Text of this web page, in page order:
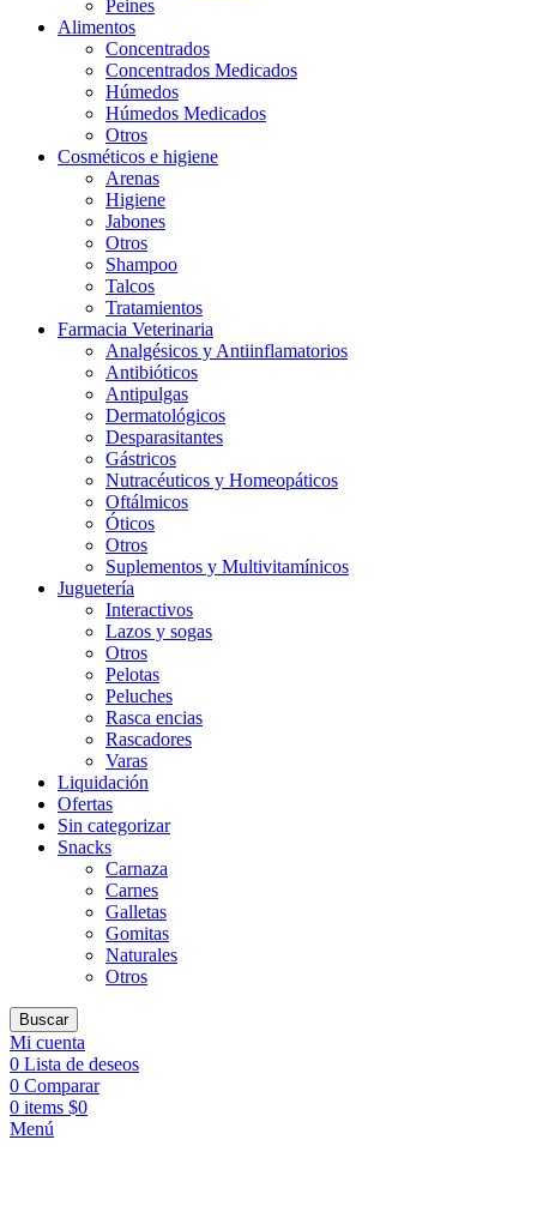
Peines
Alimentos
Concentrados
Concentrados Medicados
Húmedos
Húmedos Medicados
Otros
Cosméticos e higiene
Arenas
Higiene
Jabones
Otros
Shampoo
Talcos
Tratamientos
Farmacia Veterinaria
Analgésicos y Antiinflamatorios
Antibióticos
Antipulgas
Dermatológicos
Desparasitantes
Gástricos
Nutracéuticos y Homeopáticos
Oftálmicos
Óticos
Otros
Suplementos y Multivitamínicos
Juguetería
Interactivos
Lazos y sogas
Otros
Pelotas
Peluches
Rasca encias
Rascadores
Varas
Liquidación
Ofertas
Sin categorizar
Snacks
Carnaza
Carnes
Galletas
Gomitas
Naturales
Otros
Buscar
Mi cuenta
0 Lista de deseos
0 Comparar
0 items $0
Menú